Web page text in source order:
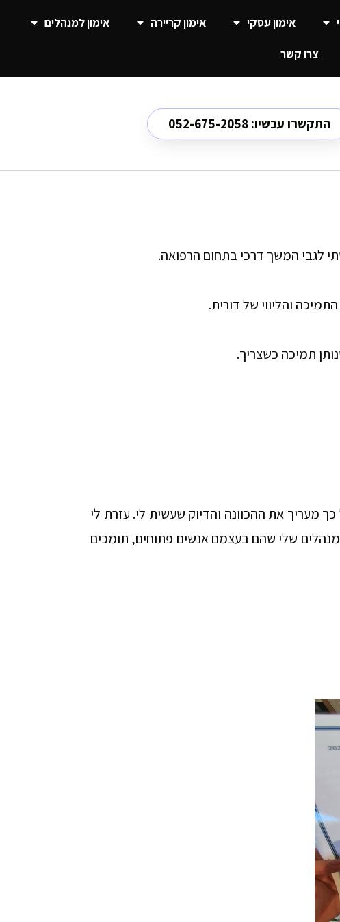
אימון עסקי אימון קריירה אימון למנהלים
צרו קשר
התקשרו עכשיו: 052-675-2058
לגבי המשך דרכי בתחום הרפואה.
והליווי של דורית.
תמיכה כשצריך.
מעריך את ההכוונה והדיוק שעשית לי. עזרת לי
שלי שהם בעצמם אנשים פתוחים, תומכים